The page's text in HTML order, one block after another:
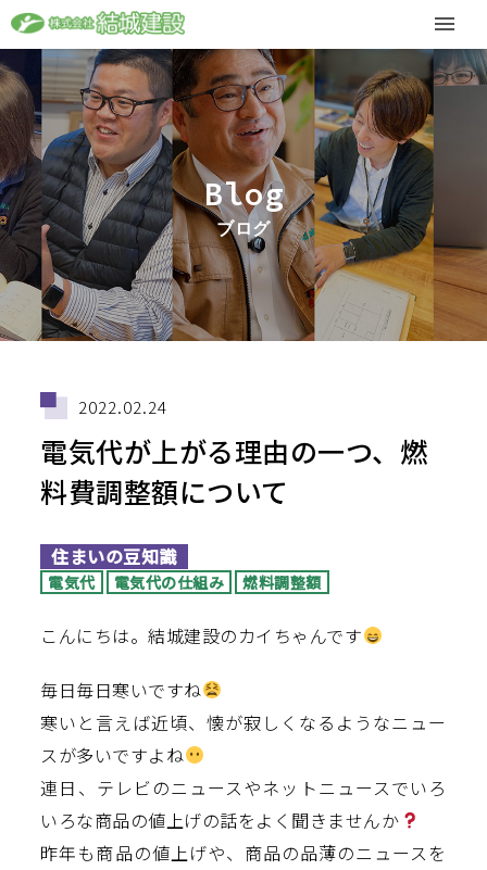
Blog
ブログ
2022.02.24
電気代が上がる理由の一つ、燃
料費調整額について
住まいの豆知識
電気代 電気代の仕組み 燃料調整額
こんにちは。結城建設のカイちゃんです
毎日毎日寒いですね
寒いと言えば近頃、懐が寂しくなるようなニュー
スが多いですよね
連日、テレビのニュースやネットニュースでいろ
いろな商品の値上げの話をよく聞きませんか
昨年も商品の値上げや、商品の品薄のニュースを